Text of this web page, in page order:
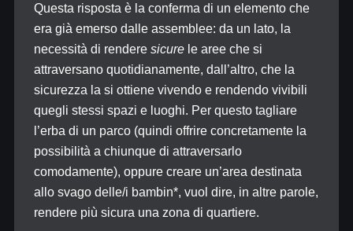
Questa risposta è la conferma di un elemento che
era già emerso dalle assemblee: da un lato, la
necessità di rendere sicure le aree che si
attraversano quotidianamente, dall’altro, che la
sicurezza la si ottiene vivendo e rendendo vivibili
quegli stessi spazi e luoghi. Per questo tagliare
l’erba di un parco (quindi offrire concretamente la
possibilità a chiunque di attraversarlo
comodamente), oppure creare un’area destinata
allo svago delle/i bambin*, vuol dire, in altre parole,
rendere più sicura una zona di quartiere.